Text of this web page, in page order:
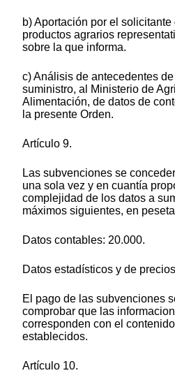
b) Aportación por el
productos agrarios
sobre la que informa.
c) Análisis de antecedentes
suministro, al Ministerio de
Alimentación, de datos de
la presente Orden.
Artículo 9.
Las subvenciones se
una sola vez y en cuantía
complejidad de los datos a
máximos siguientes, en
Datos contables: 20.000.
Datos estadísticos y de
El pago de las subvenciones
comprobar que las
corresponden con el
establecidos.
Artículo 10.